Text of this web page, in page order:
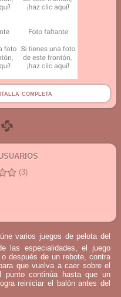
completa
(3)
varios juegos de pelota del
las especialidades, el juego
después de un rebote, contra
que vuelva a caer sobre el
punto continúa hasta que un
reiniciar el balón antes del